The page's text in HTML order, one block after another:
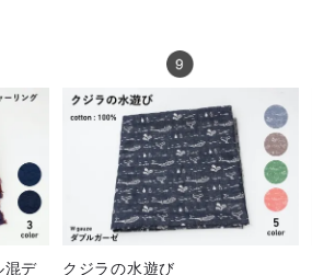
混デ クジラの水遊び